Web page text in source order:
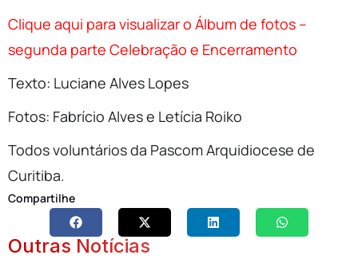
Clique aqui para visualizar o Álbum de fotos –
segunda parte Celebração e Encerramento
Texto: Luciane Alves Lopes
Fotos: Fabrício Alves e Letícia Roiko
Todos voluntários da Pascom Arquidiocese de
Curitiba.
Compartilhe
Outras Notícias